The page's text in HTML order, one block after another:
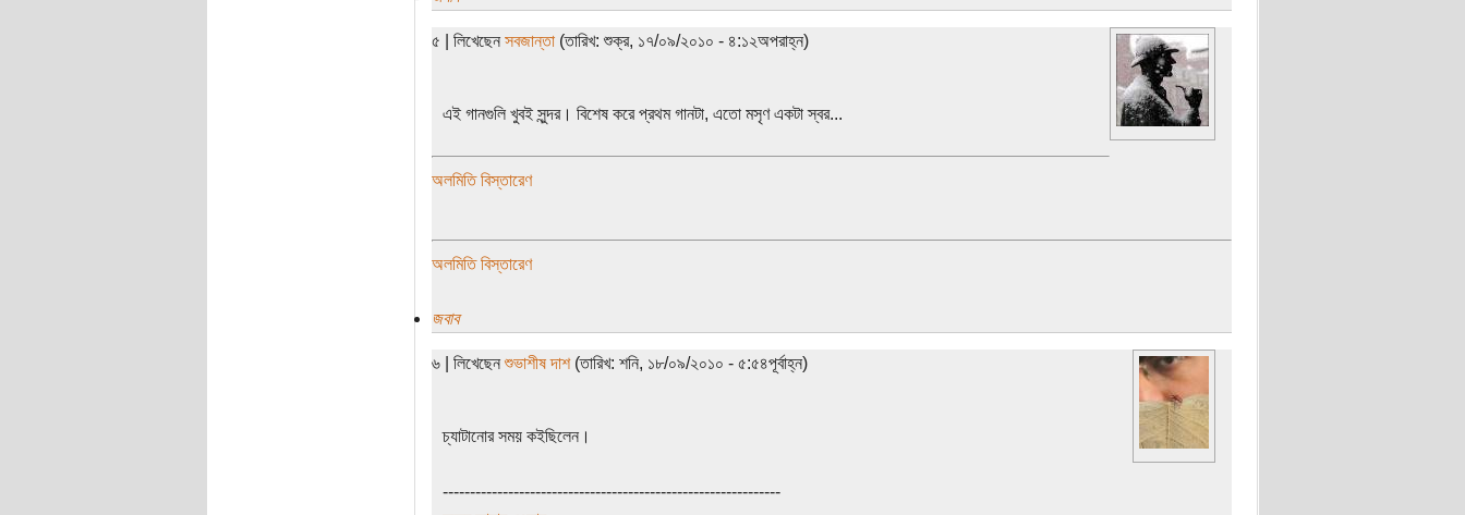
৫ | লিখেছেন সবজান্তা(তারিখ: শুক্র, ১৭/০৯/২০১০ - ৪:১২অপরাহ্ন)
এই গানগুলি খুবই সুন্দর। বিশেষ করে প্রথম গানটা, এতো মসৃণ একটা স্বর...
অলমিতি বিস্তারেণ
অলমিতি বিস্তারেণ
জবাব
৬ | লিখেছেনশুভাশীষ দাশ(তারিখ: শনি, ১৮/০৯/২০১০ - ৫:৫৪পূর্বাহ্ন)
চ্যাটানোর সময় কইছিলেন।
--------------------------------------------------------------